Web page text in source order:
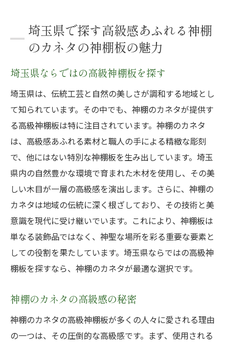
埼玉県で探す高級感あふれる神棚
のカネタの神棚板の魅力
埼玉県ならではの高級神棚板を探す
埼玉県は、伝統工芸と自然の美しさが調和する地域とし
て知られています。その中でも、神棚のカネタが提供す
る高級神棚板は特に注目されています。神棚のカネタ
は、高級感あふれる素材と職人の手による精緻な彫刻
で、他にはない特別な神棚板を生み出しています。埼玉
県内の自然豊かな環境で育まれた木材を使用し、その美
しい木目が一層の高級感を演出します。さらに、神棚の
カネタは地域の伝統に深く根ざしており、その技術と美
意識を現代に受け継いでいます。これにより、神棚板は
単なる装飾品ではなく、神聖な場所を彩る重要な要素と
しての役割を果たしています。埼玉県ならではの高級神
棚板を探すなら、神棚のカネタが最適な選択です。
神棚のカネタの高級感の秘密
神棚のカネタの高級神棚板が多くの人々に愛される理由
の一つは、その圧倒的な高級感です。まず、使用される